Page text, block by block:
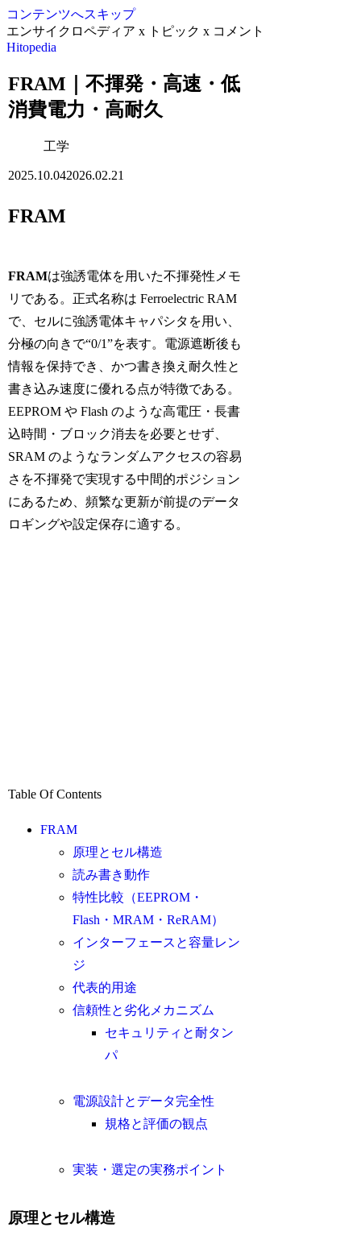
コンテンツへスキップ
エンサイクロペディア x トピック x コメント
Hitopedia
FRAM｜不揮発・高速・低
消費電力・高耐久
工学
2025.10.042026.02.21
FRAM
FRAMは強誘電体を用いた不揮発性メモ
リである。正式名称は Ferroelectric RAM
で、セルに強誘電体キャパシタを用い、
分極の向きで“0/1”を表す。電源遮断後も
情報を保持でき、かつ書き換え耐久性と
書き込み速度に優れる点が特徴である。
EEPROM や Flash のような高電圧・長書
込時間・ブロック消去を必要とせず、
SRAM のようなランダムアクセスの容易
さを不揮発で実現する中間的ポジション
にあるため、頻繁な更新が前提のデータ
ロギングや設定保存に適する。
Table Of Contents
FRAM
原理とセル構造
読み書き動作
特性比較（EEPROM・
Flash・MRAM・ReRAM）
インターフェースと容量レン
ジ
代表的用途
信頼性と劣化メカニズム
セキュリティと耐タン
パ
電源設計とデータ完全性
規格と評価の観点
実装・選定の実務ポイント
原理とセル構造